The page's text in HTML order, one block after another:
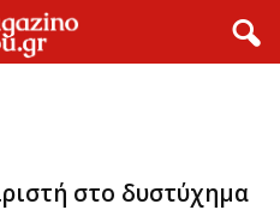
στο δυστύχημα